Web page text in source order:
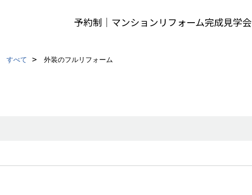
予約制｜マンションリフォーム完成見学会
すべて 外装のフルリフォーム